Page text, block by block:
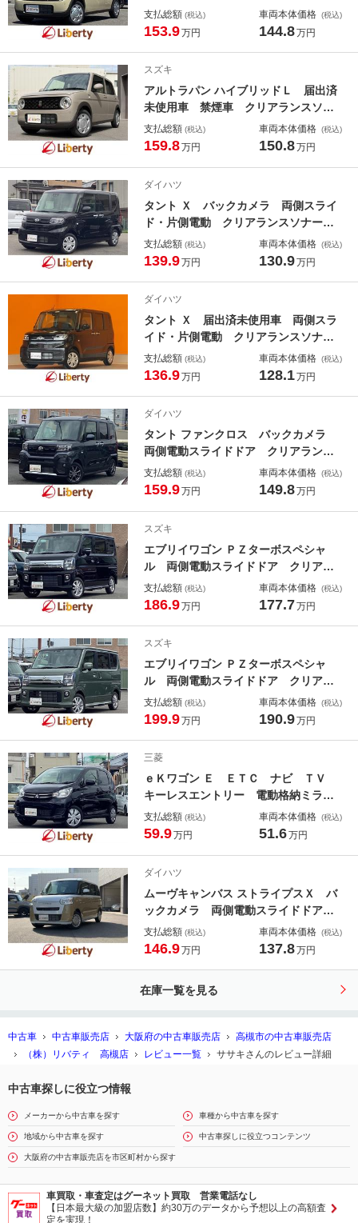
ー レーンアシスト 衝突被害軽減シ
ステム オートライト ＬＥＤヘッド
ーター 盗難防止システム
支払総額 (税込)
153.9万円
車両本体価格 (税込)
144.8万円
スズキ
アルトラパン ハイブリッドＬ 届出済
未使用車 禁煙車 クリアランスソナ
ー レーンアシスト 衝突被害軽減シ
ステム オートライト ＬＥＤヘッド
ーター 盗難防止システム
支払総額 (税込)
159.8万円
車両本体価格 (税込)
150.8万円
ダイハツ
タント Ｘ バックカメラ 両側スライ
ド・片側電動 クリアランスソナー
衝突被害軽減システム オートライ
ト スマートキー アイドリングスト
ＵＳＢ
支払総額 (税込)
139.9万円
車両本体価格 (税込)
130.9万円
ダイハツ
タント Ｘ 届出済未使用車 両側スラ
イド・片側電動 クリアランスソナ
ー 衝突被害軽減システム オートラ
イト ＬＥＤヘッドランプ スマート
ート
支払総額 (税込)
136.9万円
車両本体価格 (税込)
128.1万円
ダイハツ
タント ファンクロス バックカメラ
両側電動スライドドア クリアランス
ソナー 衝突被害軽減システム ＬＥ
Ｄヘッドランプ ヘッドライトウォッ
ーター ＣＶＴ
支払総額 (税込)
159.9万円
車両本体価格 (税込)
149.8万円
スズキ
エブリイワゴン ＰＺターボスペシャ
ル 両側電動スライドドア クリアラ
ンスソナー レーンアシスト 衝突被
害軽減システム オートライト ＬＥ
シートヒーター ベンチシート
支払総額 (税込)
186.9万円
車両本体価格 (税込)
177.7万円
スズキ
エブリイワゴン ＰＺターボスペシャ
ル 両側電動スライドドア クリアラ
ンスソナー レーンアシスト 衝突被
害軽減システム オートライト ＬＥ
シートヒーター
支払総額 (税込)
199.9万円
車両本体価格 (税込)
190.9万円
三菱
ｅＫワゴン Ｅ ＥＴＣ ナビ ＴＶ
キーレスエントリー 電動格納ミラ
ー シートヒーター ベンチシート
ＣＶＴ ＡＢＳ ＥＳＣ ＣＤ Ｂｌ
支払総額 (税込)
59.9万円
車両本体価格 (税込)
51.6万円
ダイハツ
ムーヴキャンバス ストライプスＸ バ
ックカメラ 両側電動スライドドア
クリアランスソナー 衝突被害軽減シ
ステム スマートキー アイドリング
ワーステアリング
支払総額 (税込)
146.9万円
車両本体価格 (税込)
137.8万円
在庫一覧を見る
中古車 中古車販売店 大阪府の中古車販売店
高槻市の中古車販売店
（株）リバティ 高槻店
レビュー一覧 ササキさんのレビュー詳細
中古車探しに役立つ情報
メーカーから中古車を探す 車種から中古車を探す
地域から中古車を探す 中古車探しに役立つコンテンツ
大阪府の中古車販売店を市区町村から探す
車買取・車査定はグーネット買取 営業電話なし
【日本最大級の加盟店数】約30万のデータから予想以上の高額査
定を実現！